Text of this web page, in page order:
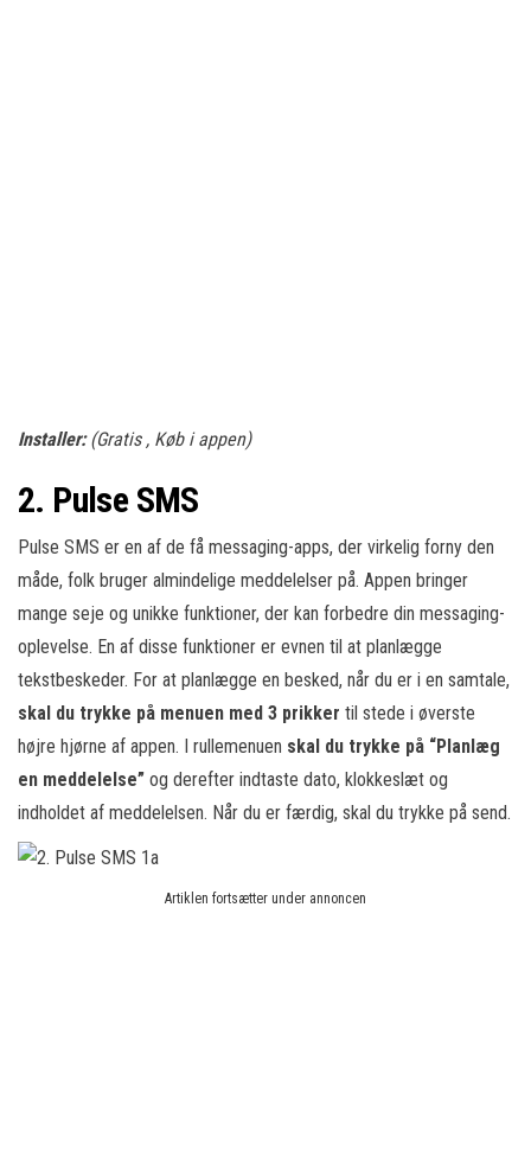
Installer:(Gratis , Køb i appen)
2. Pulse SMS
Pulse SMS er en af de få messaging-apps, der virkelig forny den
måde, folk bruger almindelige meddelelser på. Appen bringer
mange seje og unikke funktioner, der kan forbedre din messaging-
oplevelse. En af disse funktioner er evnen til at planlægge
tekstbeskeder. For at planlægge en besked, når du er i en samtale,
skal du trykke på menuen med 3 prikker til stede i øverste
højre hjørne af appen. I rullemenuen skal du trykke på “Planlæg
en meddelelse” og derefter indtaste dato, klokkeslæt og
indholdet af meddelelsen. Når du er færdig, skal du trykke på send.
Artiklen fortsætter under annoncen